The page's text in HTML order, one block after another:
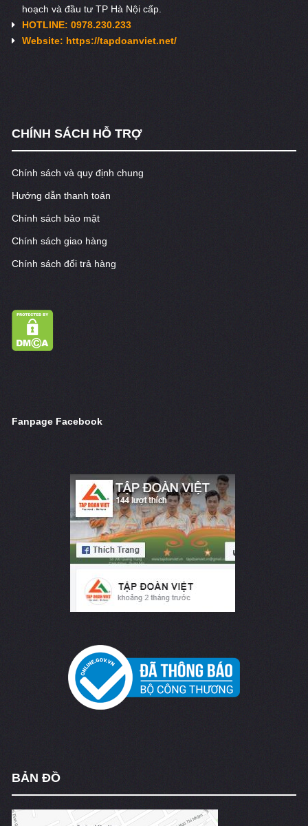
hoạch và đầu tư TP Hà Nội cấp.
HOTLINE: 0978.230.233
Website: https://tapdoanviet.net/
CHÍNH SÁCH HỖ TRỢ
Chính sách và quy định chung
Hướng dẫn thanh toán
Chính sách bảo mật
Chính sách giao hàng
Chính sách đổi trả hàng
Fanpage Facebook
BẢN ĐỒ